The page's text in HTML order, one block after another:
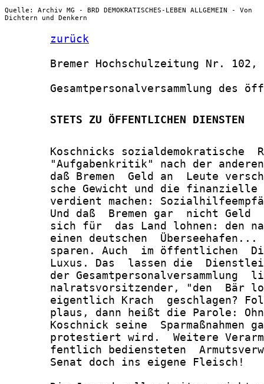
Quelle: Archiv MG - BRD DEMOKRATISCHES-LEBEN ALLGEMEIN - Von
Dichtern und Denkern
zurück
Bremer Hochschulzeitung Nr. 102,
Gesamtpersonalversammlung des
       STETS ZU ÖFFENTLICHEN DIENSTEN
Koschnicks sozialdemokratische
"Aufgabenkritik" nach der
daß Bremen  Geld an  Leute
sche Gewicht und die
verdient machen:
Und daß  Bremen gar  nicht Geld
sich für  das Land lohnen: den
einen deutschen
sparen. Auch  im öffentlichen
Luxus. Das  lassen die
der Gesamtpersonalversammlung
nalratsvorsitzender, "den  Bär
eigentlich Krach  geschlagen?
plaus, dann heißt die Parole:
Koschnick seine  Sparmaßnahmen
protestiert wird.  Weitere
fentlich bediensteten
       Senat doch ins eigene Fleisch!